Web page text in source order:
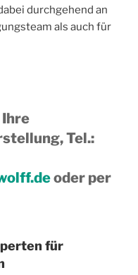
durchgehend an
als auch für
Tel.:
oder per
für